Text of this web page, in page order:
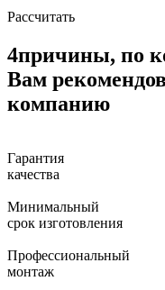
Рассчитать
4причины, по
Вам
компанию
Гарантия
качества
Минимальный
срок изготовления
Профессиональный
монтаж